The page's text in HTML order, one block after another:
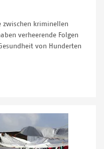
zwischen kriminellen
verheerende Folgen
von Hunderten